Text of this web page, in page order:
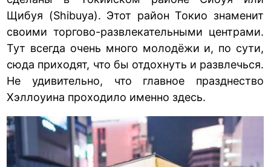
Щибуя (Shibuya). Этот район Токио знаменит
своими торгово-развлекательными центрами.
Тут всегда очень много молодёжи и, по сути,
сюда приходят, что бы отдохнуть и развлечься.
Не удивительно, что главное празднество
Хэллоуина проходило именно здесь.